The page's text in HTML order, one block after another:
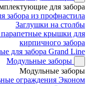
для забора
забора из профнастила
Заглушки на столбы
крышки для
кирпичного забора
для забора Grand Line
Модульные заборы
Модульные заборы
ограждения Эконом